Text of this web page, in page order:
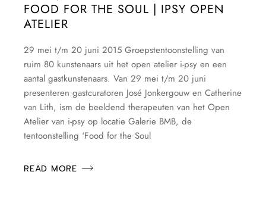
FOOD FOR THE SOUL | IPSY OPEN
ATELIER
29 mei t/m 20 juni 2015 Groepstentoonstelling van
ruim 80 kunstenaars uit het open atelier i-psy en een
aantal gastkunstenaars. Van 29 mei t/m 20 juni
presenteren gastcuratoren José Jonkergouw en Catherine
van Lith, ism de beeldend therapeuten van het Open
Atelier van i-psy op locatie Galerie BMB, de
tentoonstelling ‘Food for the Soul
READ MORE